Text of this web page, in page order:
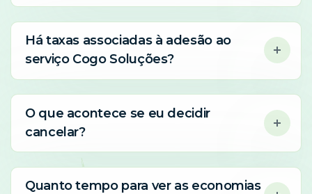
Há taxas associadas à adesão ao
serviço Cogo Soluções?
O que acontece se eu decidir
cancelar?
Quanto tempo para ver as economias